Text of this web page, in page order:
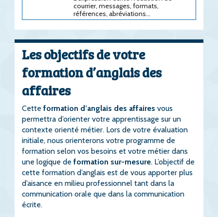
courrier, messages, formats,
références, abréviations…
Les objectifs de votre
formation d’anglais des
affaires
Cette formation d’anglais des affaires vous
permettra d’orienter votre apprentissage sur un
contexte orienté métier. Lors de votre évaluation
initiale, nous orienterons votre programme de
formation selon vos besoins et votre métier dans
une logique de formation sur-mesure. L’objectif de
cette formation d’anglais est de vous apporter plus
d’aisance en milieu professionnel tant dans la
communication orale que dans la communication
écrite.